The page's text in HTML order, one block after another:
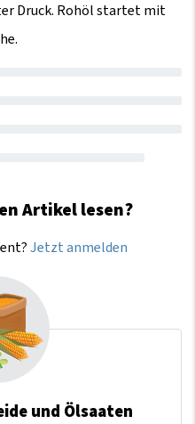
Druck. Rohöl startet mit
Artikel lesen?
Jetzt anmelden
und Ölsaaten